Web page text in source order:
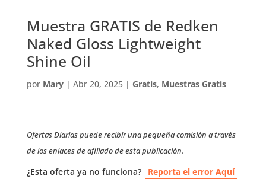
Muestra GRATIS de Redken
Naked Gloss Lightweight
Shine Oil
por Mary| Abr 20, 2025| Gratis, Muestras Gratis
Ofertas Diarias puede recibir una pequeña comisión a través
de los enlaces de afiliado de esta publicación.
¿Esta oferta ya no funciona? Reporta el error Aquí